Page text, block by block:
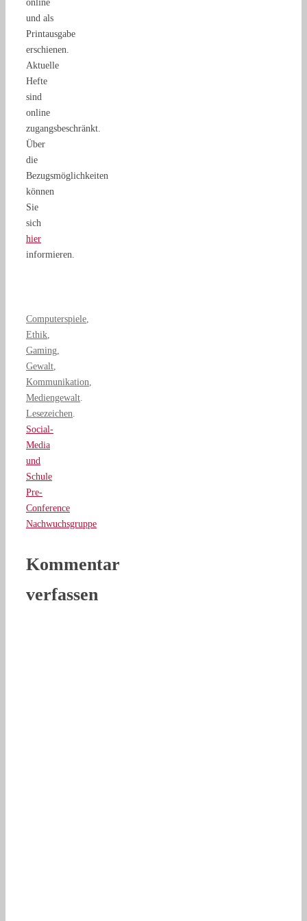
online
und als
Printausgabe
erschienen.
Aktuelle
Hefte
sind
online
zugangsbeschränkt.
Über
die
Bezugsmöglichkeiten
können
Sie
sich
hier
informieren.
Computerspiele
Ethik
Gaming
Gewalt
Kommunikation
Mediengewalt
Lesezeichen
Social-
Media
und
Schule
Pre-
Conference
Nachwuchsgruppe
Kommentar
verfassen